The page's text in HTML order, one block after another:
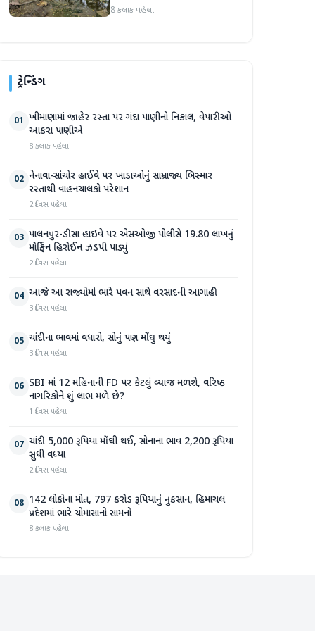
સપ્તાહમાં સેંકડો ભૂંડોના મોત
8 કલાક પહેલા
ટ્રેન્ડિંગ
01 ખીમાણામાં જાહેર રસ્તા પર ગંદા પાણીનો નિકાલ, વેપારીઓ
આકરા પાણીએ
8 કલાક પહેલા
02 નેનાવા-સાંચોર હાઈવે પર ખાડાઓનું સામ્રાજ્ય બિસ્માર
રસ્તાથી વાહનચાલકો પરેશાન
2 દિવસ પહેલા
03 પાલનપુર-ડીસા હાઇવે પર એસઓજી પોલીસે 19.80 લાખનું
મોર્ફિન હિરોઈન ઝડપી પાડ્યું
2 દિવસ પહેલા
04 આજે આ રાજ્યોમાં ભારે પવન સાથે વરસાદની આગાહી
3 દિવસ પહેલા
05 ચાંદીના ભાવમાં વધારો, સોનું પણ મોંઘુ થયું
3 દિવસ પહેલા
06 SBI માં 12 મહિનાની FD પર કેટલું વ્યાજ મળશે, વરિષ્ઠ
નાગરિકોને શું લાભ મળે છે?
1 દિવસ પહેલા
07 ચાંદી 5,000 રૂપિયા મોંઘી થઈ, સોનાના ભાવ 2,200 રૂપિયા
સુધી વધ્યા
2 દિવસ પહેલા
08 142 લોકોના મોત, 797 કરોડ રૂપિયાનું નુકસાન, હિમાચલ
પ્રદેશમાં ભારે ચોમાસાનો સામનો
8 કલાક પહેલા